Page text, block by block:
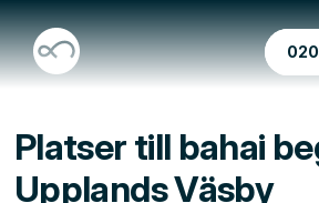
Platser till bahai
Upplands Väsby